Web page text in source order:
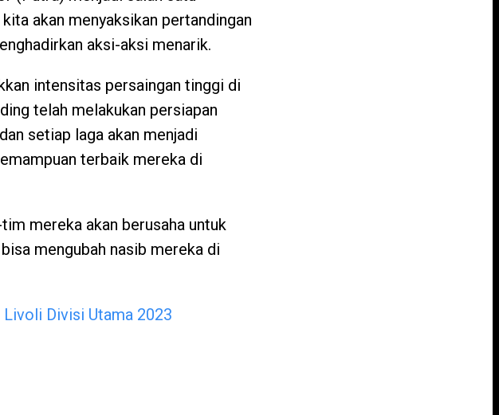
akan menyaksikan pertandingan
aksi-aksi menarik.
intensitas persaingan tinggi di
telah melakukan persiapan
setiap laga akan menjadi
terbaik mereka di
mereka akan berusaha untuk
mengubah nasib mereka di
Divisi Utama 2023